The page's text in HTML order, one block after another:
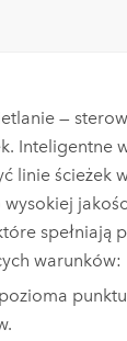
—
Inteligentne
linie ścieżek
spełniają
warunków: